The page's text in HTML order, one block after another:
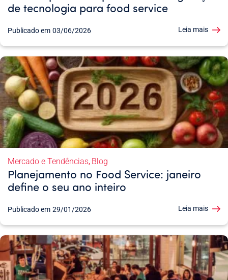
de tecnologia para food service
Publicado em 03/06/2026 Leia mais
Mercado e Tendências, Blog
Planejamento no Food Service: janeiro
define o seu ano inteiro
Publicado em 29/01/2026 Leia mais